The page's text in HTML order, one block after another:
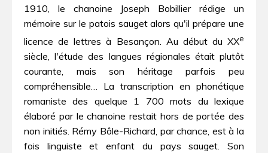
1910, le chanoine Joseph Bobillier rédige un
mémoire sur le patois sauget alors qu'il prépare une
licence de lettres à Besançon. Au début du XXe
siècle, l'étude des langues régionales était plutôt
courante, mais son héritage parfois peu
compréhensible… La transcription en phonétique
romaniste des quelque 1 700 mots du lexique
élaboré par le chanoine restait hors de portée des
non initiés. Rémy Bôle-Richard, par chance, est à la
fois linguiste et enfant du pays sauget. Son